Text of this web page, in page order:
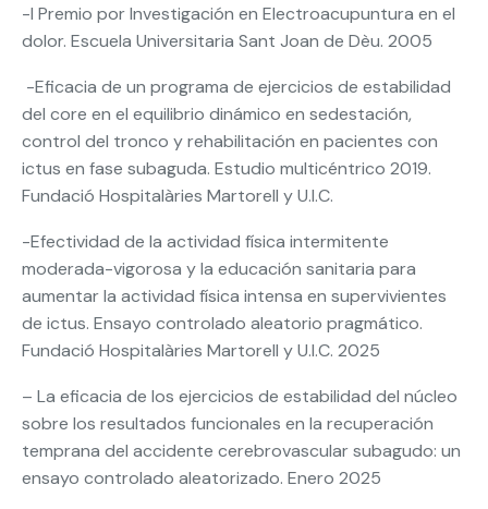
-I Premio por Investigación en Electroacupuntura en el
dolor. Escuela Universitaria Sant Joan de Dèu. 2005
-Eficacia de un programa de ejercicios de estabilidad
del core en el equilibrio dinámico en sedestación,
control del tronco y rehabilitación en pacientes con
ictus en fase subaguda. Estudio multicéntrico 2019.
Fundació Hospitalàries Martorell y U.I.C.
-Efectividad de la actividad física intermitente
moderada-vigorosa y la educación sanitaria para
aumentar la actividad física intensa en supervivientes
de ictus. Ensayo controlado aleatorio pragmático.
Fundació Hospitalàries Martorell y U.I.C. 2025
– La eficacia de los ejercicios de estabilidad del núcleo
sobre los resultados funcionales en la recuperación
temprana del accidente cerebrovascular subagudo: un
ensayo controlado aleatorizado. Enero 2025